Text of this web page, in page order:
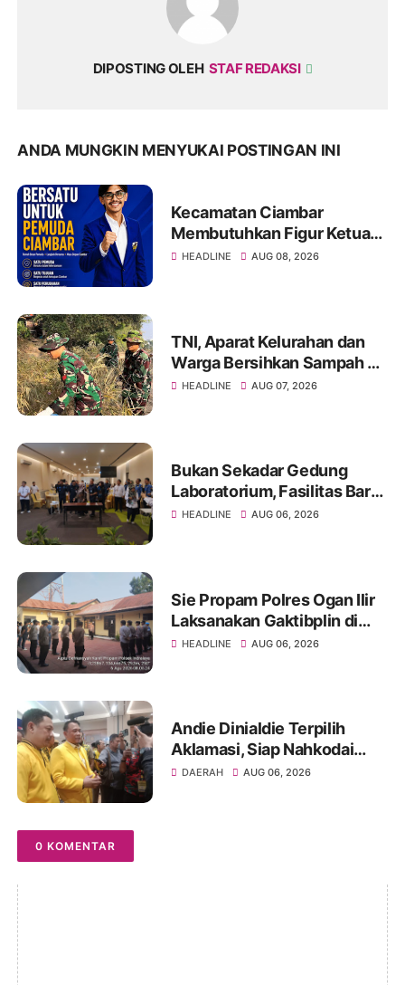
DIPOSTING OLEH STAF REDAKSI
ANDA MUNGKIN MENYUKAI POSTINGAN INI
Kecamatan Ciambar
Membutuhkan Figur Ketua
KNPI yang Mampu
HEADLINE AUG 08, 2026
TNI, Aparat Kelurahan dan
Warga Bersihkan Sampah di
Bantaran Sungai Sa'dan
HEADLINE AUG 07, 2026
Bukan Sekadar Gedung
Laboratorium, Fasilitas Baru
di Jakabaring Akan Perkuat
HEADLINE AUG 06, 2026
Sie Propam Polres Ogan Ilir
Laksanakan Gaktibplin di
Polsek Indralaya, Tingkatkan
HEADLINE AUG 06, 2026
Andie Dinialdie Terpilih
Aklamasi, Siap Nahkodai
Golkar Sumsel dengan
DAERAH AUG 06, 2026
0 KOMENTAR